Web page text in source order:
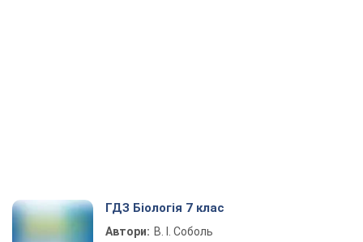
ГДЗ Біологія 7 клас
Автори: В. І. Соболь